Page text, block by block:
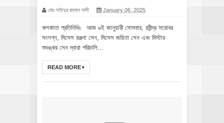
মোঃ সাইদুর রহমান সাদী January 06, 2025
কলকাতা প্রতিনিধিঃ আজ ৬ই জানুয়ারী সোমবার, রবীন্দ্র সরোবর
সংলগ্ন, মিসেস রঞ্জনা সেন, মিসেস জয়িতা সেন এবং মিস্টার
শুভঙ্কর সেন দ্বারা পরিচালি...
READ MORE